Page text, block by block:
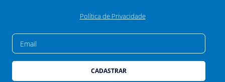
Política de Privacidade